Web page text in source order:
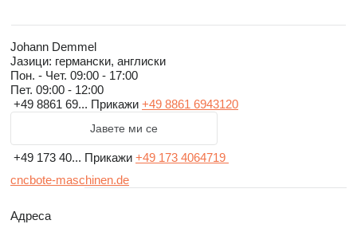
Johann Demmel
Јазици: германски, англиски
Пон. - Чет. 09:00 - 17:00
Пет. 09:00 - 12:00
+49 8861 69... Прикажи +49 8861 6943120
Јавете ми се
+49 173 40... Прикажи +49 173 4064719
cncbote-maschinen.de
Адреса